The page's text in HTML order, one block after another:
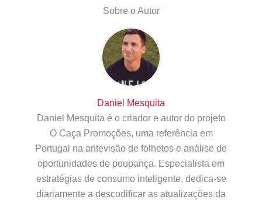
Sobre o Autor
Daniel Mesquita
Daniel Mesquita é o criador e autor do projeto
O Caça Promoções, uma referência em
Portugal na antevisão de folhetos e análise de
oportunidades de poupança. Especialista em
estratégias de consumo inteligente, dedica-se
diariamente a descodificar as atualizações da